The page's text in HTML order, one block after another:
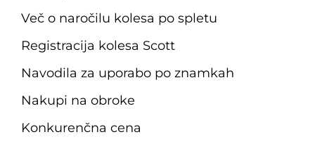
Več o naročilu kolesa po spletu
Registracija kolesa Scott
Navodila za uporabo po znamkah
Nakupi na obroke
Konkurenčna cena